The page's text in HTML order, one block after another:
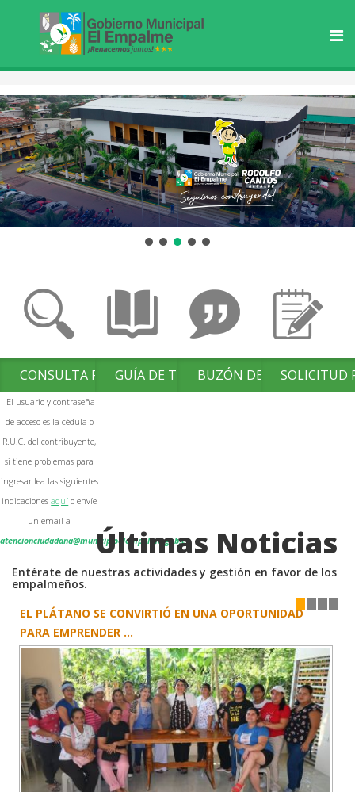
CONSULTA FACTURAS
El usuario y contraseña
de acceso es la cédula o
R.U.C. del contribuyente,
si tiene problemas para
ingresar lea las siguientes
indicacionesaquí o envíe
un email a
atencionciudadana@municipioelempalme.gob.ec
GUÍA DE TRÁMITESBUZÓN DE SUGERENCIAS
SOLICITUD
Últimas Noticias
Entérate de nuestras actividades y gestión en favor de los
empalmeños.
1 2 3
EL PLÁTANO SE CONVIRTIÓ EN UNA OPORTUNIDAD
PARA EMPRENDER ...